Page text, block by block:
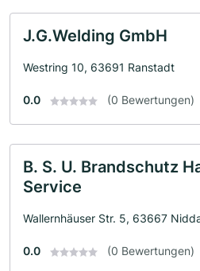
J.G.Welding GmbH
Westring 10, 63691 Ranstadt
0.0 (0 Bewertungen)
B. S. U. Brandschutz
Service
Wallernhäuser Str. 5, 63667
0.0 (0 Bewertungen)